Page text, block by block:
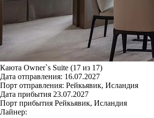
Каюта Owner`s Suite (17 из 17)
Дата отправления: 16.07.2027
Порт отправления: Рейкьявик, Исландия
Дата прибытия 23.07.2027
Порт прибытия Рейкьявик, Исландия
Лайнер: